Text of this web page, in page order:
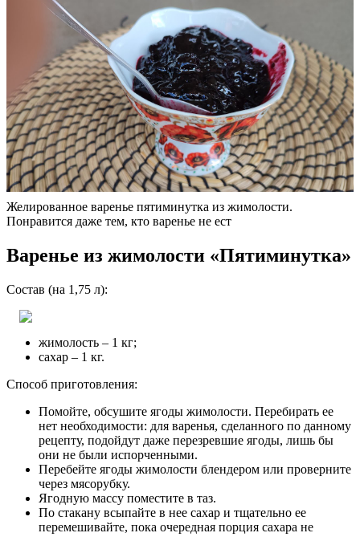
Желированное варенье пятиминутка из жимолости.
Понравится даже тем, кто варенье не ест
Варенье из жимолости «Пятиминутка»
Состав (на 1,75 л):
жимолость – 1 кг;
сахар – 1 кг.
Способ приготовления:
Помойте, обсушите ягоды жимолости. Перебирать ее
нет необходимости: для варенья, сделанного по данному
рецепту, подойдут даже перезревшие ягоды, лишь бы
они не были испорченными.
Перебейте ягоды жимолости блендером или проверните
через мясорубку.
Ягодную массу поместите в таз.
По стакану всыпайте в нее сахар и тщательно ее
перемешивайте, пока очередная порция сахара не